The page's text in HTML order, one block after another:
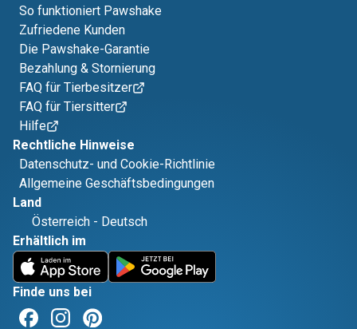
So funktioniert Pawshake
Zufriedene Kunden
Die Pawshake-Garantie
Bezahlung & Stornierung
FAQ für Tierbesitzer
FAQ für Tiersitter
Hilfe
Rechtliche Hinweise
Datenschutz- und Cookie-Richtlinie
Allgemeine Geschäftsbedingungen
Land
Österreich - Deutsch
Erhältlich im
Finde uns bei